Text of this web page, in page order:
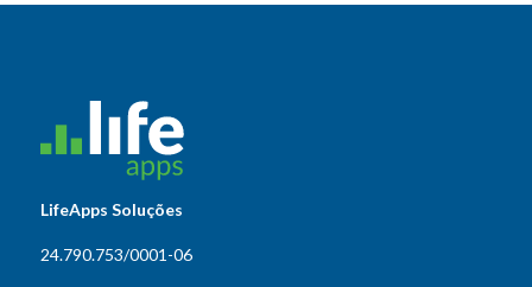
LifeApps Soluções
24.790.753/0001-06